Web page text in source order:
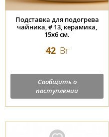
Подставка для подогрева
чайника, # 13, керамика,
15х6 см.
42 Br
Сообщить о
поступлении